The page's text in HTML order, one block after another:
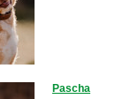
Pascha